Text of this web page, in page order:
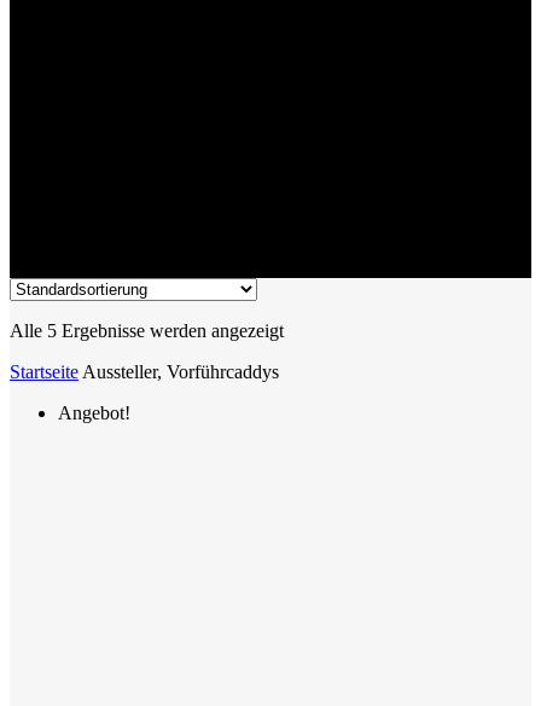
Alle 5 Ergebnisse werden angezeigt
Startseite Aussteller, Vorführcaddys
Angebot!